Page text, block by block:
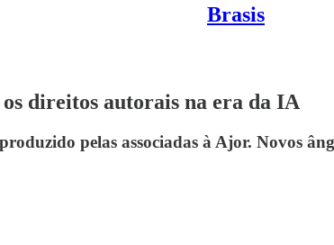
Brasis
os direitos autorais na era da IA
pelas associadas à Ajor. Novos